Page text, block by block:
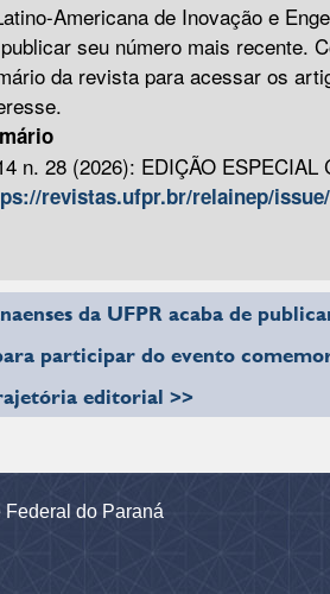
Americana de Inovação e
seu número mais recente.
da revista para acessar os
n. 28 (2026): EDIÇÃO ESPECIAL
revistas.ufpr.br/relainep/
da UFPR acaba de
participar do evento
editorial >>
do Paraná